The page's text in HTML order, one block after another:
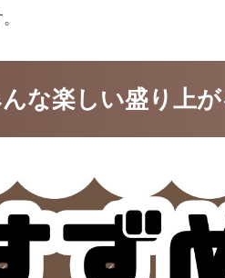
な楽しい盛り上